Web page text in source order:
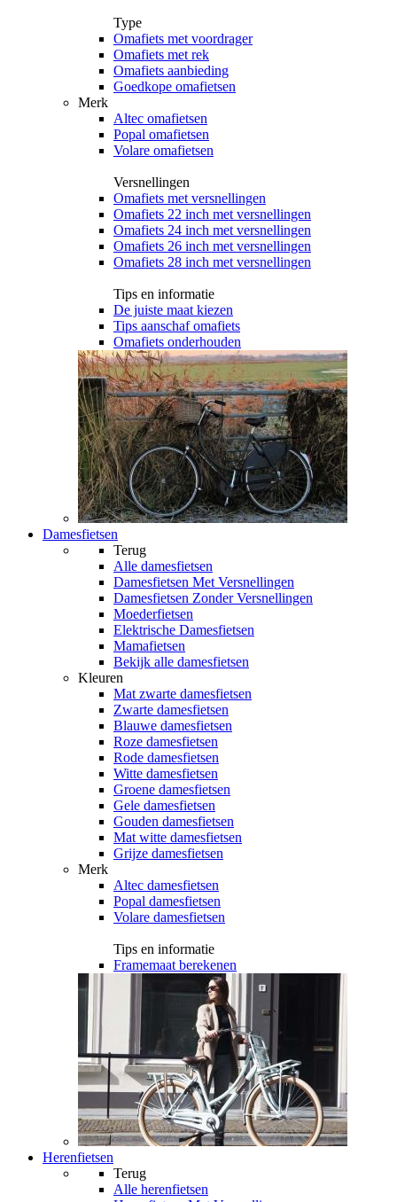
Type
Omafiets met voordrager
Omafiets met rek
Omafiets aanbieding
Goedkope omafietsen
Merk
Altec omafietsen
Popal omafietsen
Volare omafietsen
Versnellingen
Omafiets met versnellingen
Omafiets 22 inch met versnellingen
Omafiets 24 inch met versnellingen
Omafiets 26 inch met versnellingen
Omafiets 28 inch met versnellingen
Tips en informatie
De juiste maat kiezen
Tips aanschaf omafiets
Omafiets onderhouden
Damesfietsen
Terug
Alle damesfietsen
Damesfietsen Met Versnellingen
Damesfietsen Zonder Versnellingen
Moederfietsen
Elektrische Damesfietsen
Mamafietsen
Bekijk alle damesfietsen
Kleuren
Mat zwarte damesfietsen
Zwarte damesfietsen
Blauwe damesfietsen
Roze damesfietsen
Rode damesfietsen
Witte damesfietsen
Groene damesfietsen
Gele damesfietsen
Gouden damesfietsen
Mat witte damesfietsen
Grijze damesfietsen
Merk
Altec damesfietsen
Popal damesfietsen
Volare damesfietsen
Tips en informatie
Framemaat berekenen
Herenfietsen
Terug
Alle herenfietsen